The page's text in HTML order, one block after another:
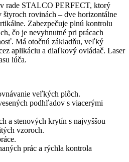
rade STALCO PERFECT, ktorý
rovinách – dve horizontálne
Zabezpečuje plnú kontrolu
čo je nevyhnutné pri prácach
Má otočnú základňu, veľký
aplikáciu a diaľkový ovládač. Laser
lúča.
veľkých plôch.
podhľadov s viacerými
a stenových krytín s najvyššou
vzoroch.
prác a rýchla kontrola